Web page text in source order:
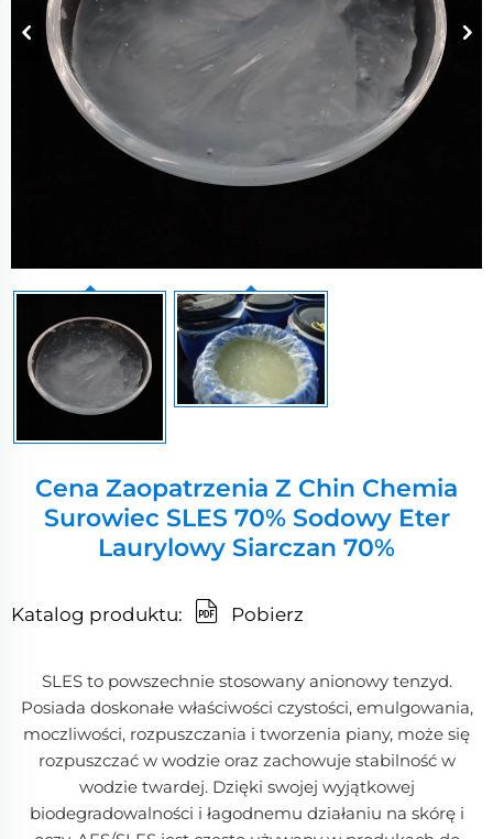
Cena Zaopatrzenia Z Chin Chemia
Surowiec SLES 70% Sodowy Eter
Laurylowy Siarczan 70%
Katalog produktu: Pobierz
SLES to powszechnie stosowany anionowy tenzyd.
Posiada doskonałe właściwości czystości, emulgowania,
moczliwości, rozpuszczania i tworzenia piany, może się
rozpuszczać w wodzie oraz zachowuje stabilność w
wodzie twardej. Dzięki swojej wyjątkowej
biodegradowalności i łagodnemu działaniu na skórę i